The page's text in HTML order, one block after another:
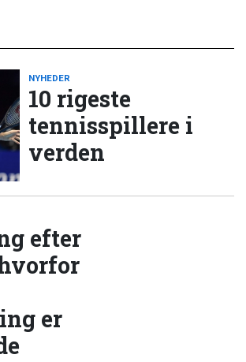
NYHEDER
10 rigeste
tennisspillere i
verden
efter
er